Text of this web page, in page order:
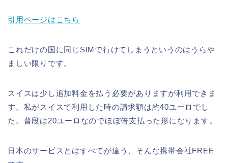
引用ページはこちら
これだけの国に同じSIMで行けてしまうというのはうらや
ましい限りです。
スイスは少し追加料金を払う必要がありますが利用できま
す。私がスイスで利用した時の請求額は約40ユーロでし
た。普段は20ユーロなのでほぼ倍支払った形になります。
日本のサービスとはすべてが違う、そんな携帯会社FREE